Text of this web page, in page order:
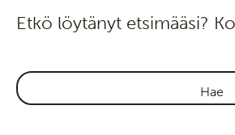
Etkö löytänyt etsimääsi?